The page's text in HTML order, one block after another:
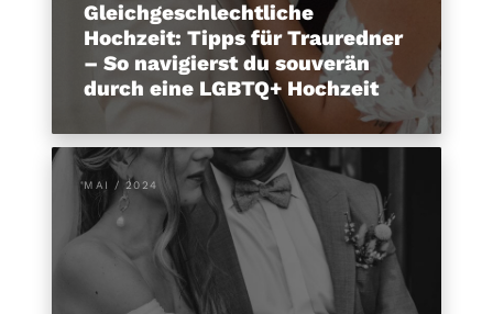
Gleichgeschlechtliche
Hochzeit: Tipps für Trauredner
– So navigierst du souverän
durch eine LGBTQ+ Hochzeit
MAI / 2024